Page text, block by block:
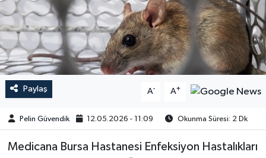
Paylaş A- A+
Pelin Güvendik 12.05.2026 - 11:09 Okunma Süresi: 2 Dk
Medicana Bursa Hastanesi Enfeksiyon Hastalıkları